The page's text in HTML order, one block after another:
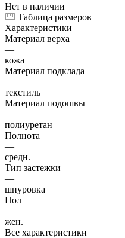
Нет в наличии
Таблица размеров
Характеристики
Материал верха
—
кожа
Материал подклада
—
текстиль
Материал подошвы
—
полиуретан
Полнота
—
средн.
Тип застежки
—
шнуровка
Пол
—
жен.
Все характеристики